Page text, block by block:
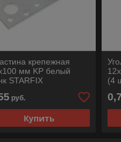
крепежная
мм KP белый
STARFIX
руб.
Купить
(4